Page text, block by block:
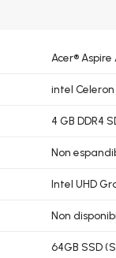
Acer® Aspire
intel Celeron
4 GB DDR4
Non
Intel UHD
Non
64GB SSD